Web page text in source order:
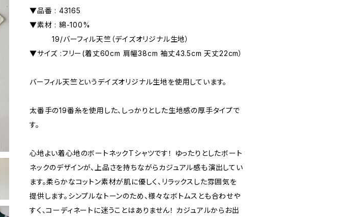
▼品番 : 43165
▼素材 : 綿-100%
19/バーフィル天竺（デイズオリジナル生地）
▼サイズ :フリー(着丈60cm 肩幅38cm 袖丈43.5cm 天丈22cm）
バーフィル天竺というデイズオリジナル生地を使用しています。
太番手の19番糸を使用した、しっかりとした生地感の厚手タイプで
す。
心地よい着心地のボートネックTシャツです！ ゆったりとしたボート
ネックのデザインが、上品さを持ちながらカジュアル感も演出してい
ます。柔らかなコットン素材が肌に優しく、リラックスした雰囲気を
提供します。シンプルなトーンのため、様々なボトムスとも合わせや
すく、コーディネートに迷うことはありません！ カジュアルからお出